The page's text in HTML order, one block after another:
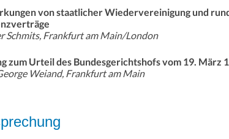
von staatlicher Wiedervereinigung und
Schmits, Frankfurt am Main/London
zum Urteil des Bundesgerichtshofs vom 19. März
Weiand, Frankfurt am Main